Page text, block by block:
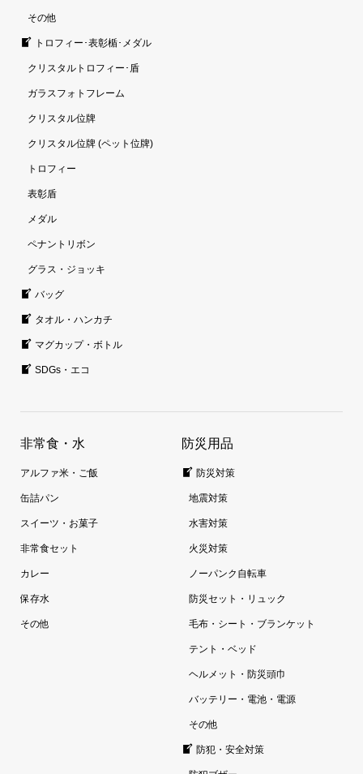
その他
トロフィー･表彰楯･メダル
クリスタルトロフィー･盾
ガラスフォトフレーム
クリスタル位牌
クリスタル位牌 (ペット位牌)
トロフィー
表彰盾
メダル
ペナントリボン
グラス・ジョッキ
バッグ
タオル・ハンカチ
マグカップ・ボトル
SDGs・エコ
非常食・水
アルファ米・ご飯
缶詰パン
スイーツ・お菓子
非常食セット
カレー
保存水
その他
防災用品
防災対策
地震対策
水害対策
火災対策
ノーパンク自転車
防災セット・リュック
毛布・シート・ブランケット
テント・ベッド
ヘルメット・防災頭巾
バッテリー・電池・電源
その他
防犯・安全対策